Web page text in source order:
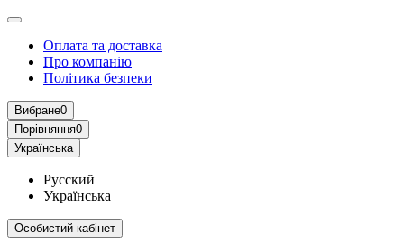
Оплата та доставка
Про компанію
Політика безпеки
Вибране0
Порівняння0
Українська
Русский
Українська
Особистий кабінет